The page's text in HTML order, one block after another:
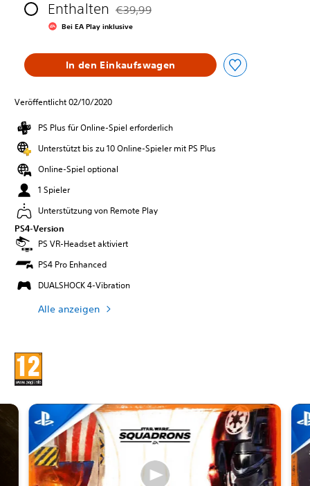
Enthalten
Preisnachlass gegenüber dem
€39,99
Bei EA Play inklusive
In den Einkaufswagen
Veröffentlicht 02/10/2020
PS Plus für Online-Spiel erforderlich
Unterstützt bis zu 10 Online-Spieler mit PS Plus
Online-Spiel optional
1 Spieler
Unterstützung von Remote Play
PS4-Version
PS VR-Headset aktiviert
PS4 Pro Enhanced
DUALSHOCK 4-Vibration
Alle anzeigen